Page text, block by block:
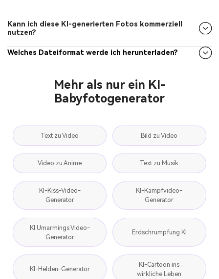
Kann ich diese KI-generierten Fotos kommerziell
nutzen?
Welches Dateiformat werde ich herunterladen?
Mehr als nur ein KI-
Babyfotogenerator
Text zu Video Bild zu Video
Video zu Anime Text zu Musik
KI-Kiss-Video-
Generator
KI-Kampfvideo-
Generator
KI Umarmings Video-
Generator
Erdschrumpfung KI
KI-Helden-Generator
KI-Cartoon ins
wirkliche Leben